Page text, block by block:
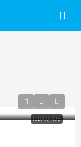
IZDAVANJE